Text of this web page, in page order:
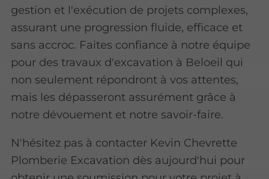
gestion et l'exécution de projets complexes,
assurant une progression fluide, efficace et
sans accroc. Faites confiance à notre équipe
pour des travaux d'excavation à Beloeil qui
non seulement répondront à vos attentes,
mais les dépasseront assurément grâce à
notre dévouement et notre savoir-faire.
N'hésitez pas à contacter Kevin Chevrette
Plomberie Excavation dès aujourd'hui pour